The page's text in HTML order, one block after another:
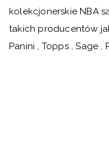
kolekcjonerskie NBA
takich producentów
Panini , Topps , Sage ,